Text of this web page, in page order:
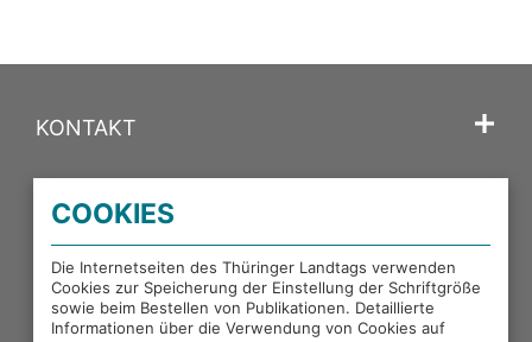
KONTAKT
PORTALE DES THÜRINGER LANDTAGS
EXTERNE LINKS
COOKIES
Die Internetseiten des Thüringer Landtags verwenden
Cookies zur Speicherung der Einstellung der Schriftgröße
sowie beim Bestellen von Publikationen. Detaillierte
Informationen über die Verwendung von Cookies auf